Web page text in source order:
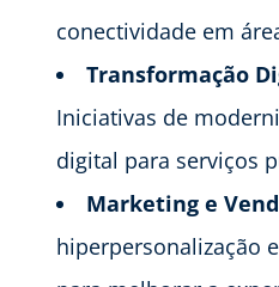
conectividade em
Transformação
Iniciativas de
digital para serviços
Marketing e
hiperpersonalização